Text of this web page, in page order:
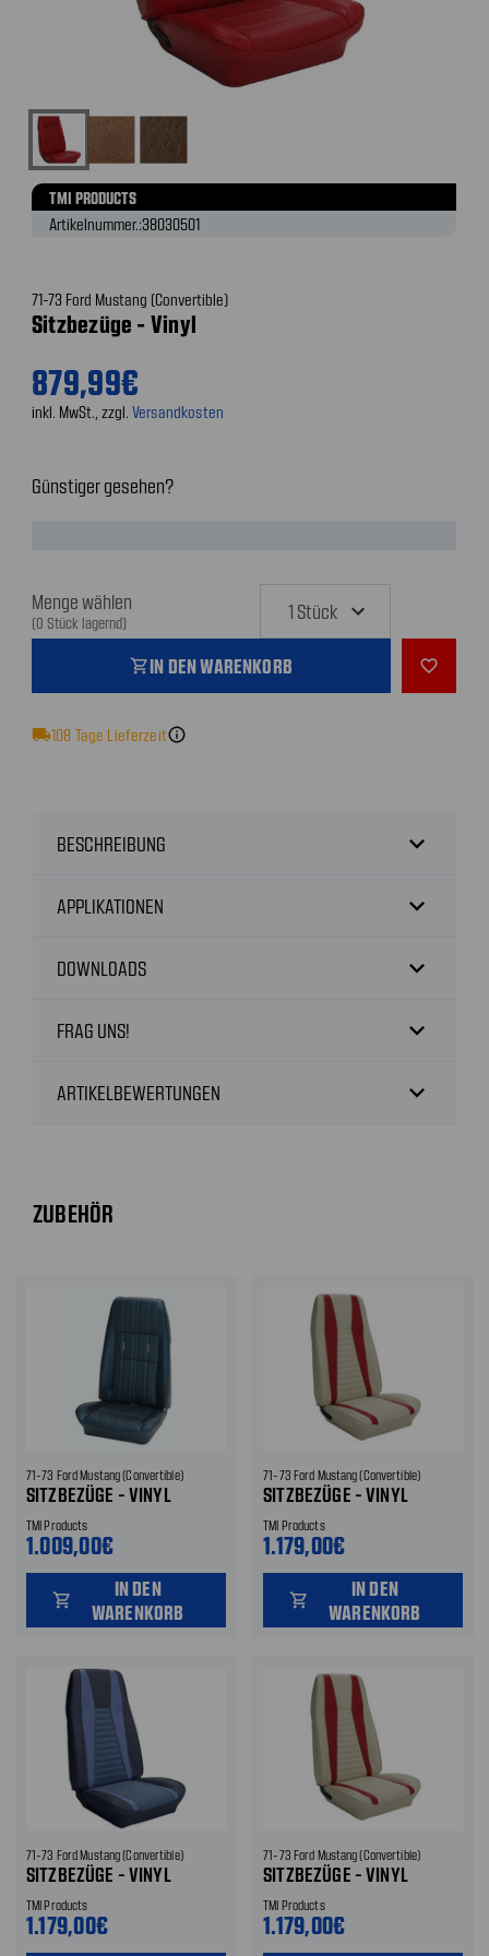
TMI PRODUCTS
Artikelnummer.:38030501
71-73 Ford Mustang (Convertible)
Sitzbezüge - Vinyl
879,99€
inkl. MwSt., zzgl. Versandkosten
Günstiger gesehen?
Menge wählen
(0 Stück lagernd)
shopping_cartIN DEN WARENKORB favorite_outline
local_shipping108 Tage Lieferzeitinfo
BESCHREIBUNG expand_more
APPLIKATIONEN expand_more
DOWNLOADS expand_more
FRAG UNS! expand_more
ARTIKELBEWERTUNGEN expand_more
ZUBEHÖR
71-73 Ford Mustang (Convertible)
SITZBEZÜGE - VINYL
TMI Products
1.009,00€
shopping_cart
IN DEN
WARENKORB
71-73 Ford Mustang (Convertible)
SITZBEZÜGE - VINYL
TMI Products
1.179,00€
shopping_cart
IN DEN
WARENKORB
71-73 Ford Mustang (Convertible)
SITZBEZÜGE - VINYL
TMI Products
1.179,00€
71-73 Ford Mustang (Convertible)
SITZBEZÜGE - VINYL
TMI Products
1.179,00€